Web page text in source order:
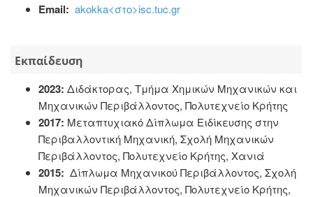
Email: akokka<στο>isc.tuc.gr
Εκπαίδευση
2023: Διδάκτορας, Τμήμα Χημικών Μηχανικών και
Μηχανικών Περιβάλλοντος, Πολυτεχνείο Κρήτης
2017: Μεταπτυχιακό Δίπλωμα Ειδίκευσης στην
Περιβαλλοντική Μηχανική, Σχολή Μηχανικών
Περιβάλλοντος, Πολυτεχνείο Κρήτης, Χανιά
2015: Δίπλωμα Μηχανικού Περιβάλλοντος, Σχολή
Μηχανικών Περιβάλλοντος, Πολυτεχνείο Κρήτης,